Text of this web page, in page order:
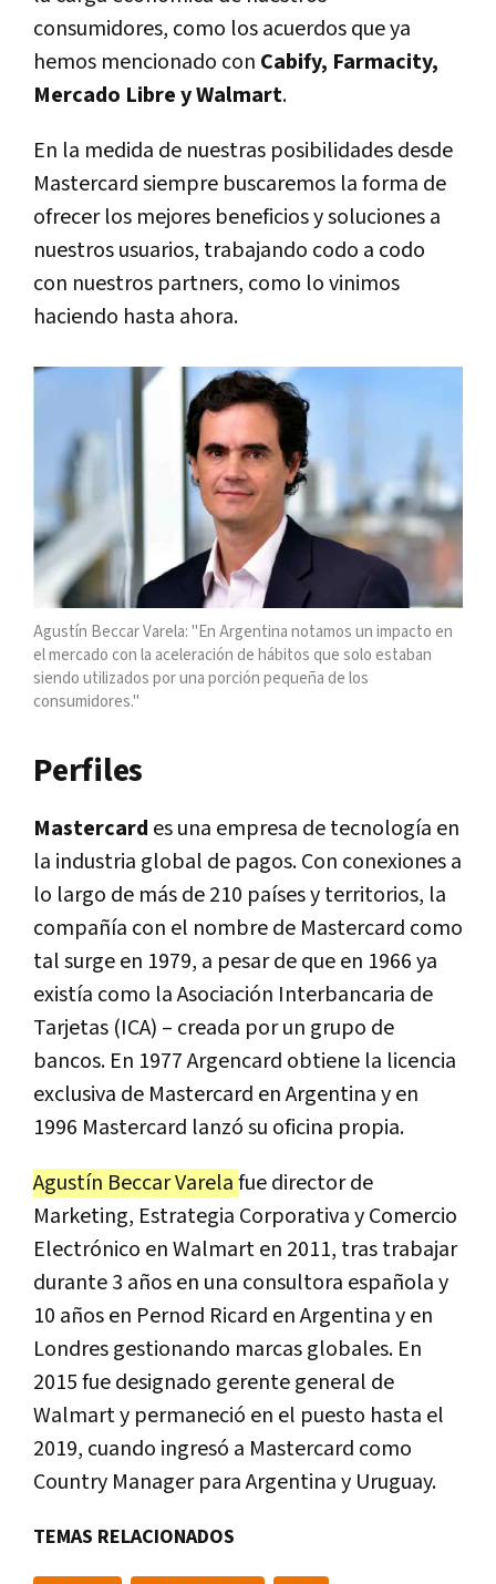
consumidores, como los acuerdos que ya
hemos mencionado con Cabify, Farmacity,
Mercado Libre y Walmart.
En la medida de nuestras posibilidades desde
Mastercard siempre buscaremos la forma de
ofrecer los mejores beneficios y soluciones a
nuestros usuarios, trabajando codo a codo
con nuestros partners, como lo vinimos
haciendo hasta ahora.
Agustín Beccar Varela: "En Argentina notamos un impacto en
el mercado con la aceleración de hábitos que solo estaban
siendo utilizados por una porción pequeña de los
consumidores."
Perfiles
Mastercard es una empresa de tecnología en
la industria global de pagos. Con conexiones a
lo largo de más de 210 países y territorios, la
compañía con el nombre de Mastercard como
tal surge en 1979, a pesar de que en 1966 ya
existía como la Asociación Interbancaria de
Tarjetas (ICA) – creada por un grupo de
bancos. En 1977 Argencard obtiene la licencia
exclusiva de Mastercard en Argentina y en
1996 Mastercard lanzó su oficina propia.
Agustín Beccar Varelafue director de
Marketing, Estrategia Corporativa y Comercio
Electrónico en Walmart en 2011, tras trabajar
durante 3 años en una consultora española y
10 años en Pernod Ricard en Argentina y en
Londres gestionando marcas globales. En
2015 fue designado gerente general de
Walmart y permaneció en el puesto hasta el
2019, cuando ingresó a Mastercard como
Country Manager para Argentina y Uruguay.
TEMAS RELACIONADOS